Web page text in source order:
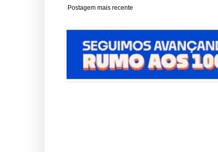
Postagem mais recente